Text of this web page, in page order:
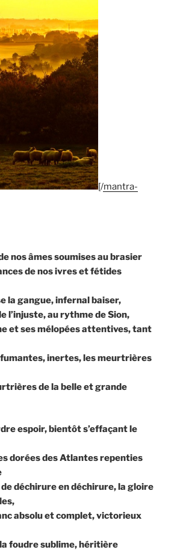
[/mantra-
nos âmes soumises au brasier
de nos ivres et fétides
la gangue, infernal baiser,
l’injuste, au rythme de Sion,
et ses mélopées attentives, tant
inertes, les meurtrières
de la belle et grande
espoir, bientôt s’effaçant le
dorées des Atlantes repenties
déchirure en déchirure, la gloire
absolu et complet, victorieux
la foudre sublime, héritière